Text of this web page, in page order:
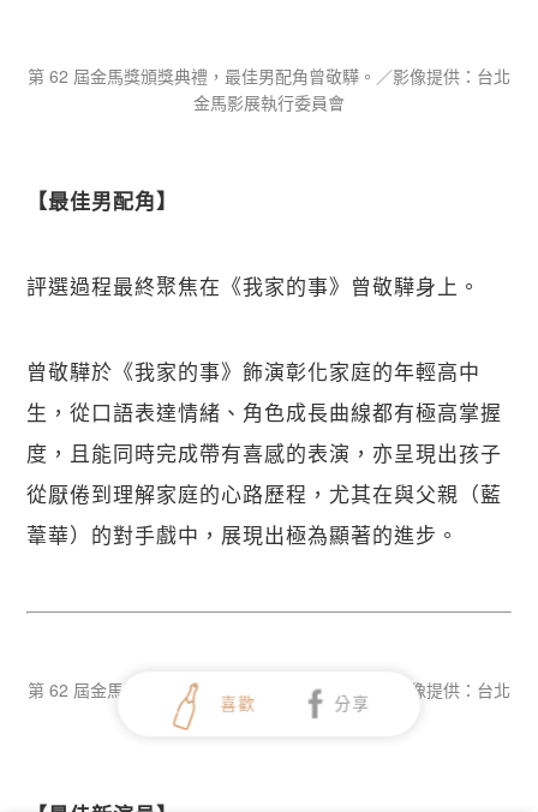
第 62 屆金馬獎頒獎典禮，最佳男配角曾敬驊。／影像提供：台北
金馬影展執行委員會
【​最佳男配角】
評選過程最終聚焦在《我家的事》曾敬驊身上。
曾敬驊於《我家的事》飾演彰化家庭的年輕高中
生，從口語表達情緒、角色成長曲線都有極高掌握
度，且能同時完成帶有喜感的表演，亦呈現出孩子
從厭倦到理解家庭的心路歷程，尤其在與父親（藍
葦華）的對手戲中，展現出極為顯著的進步。
第 62 屆金馬獎頒獎典禮，最佳新演員馬士媛。／影像提供：台北
金馬影展執行委員會
喜歡 分享